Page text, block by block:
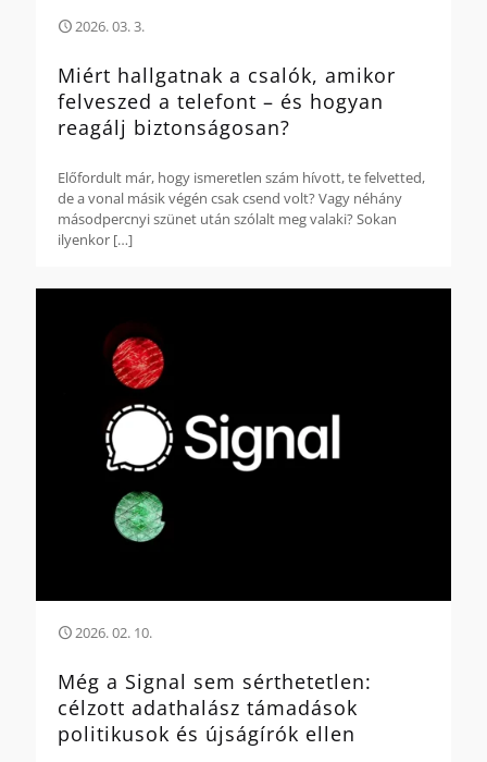
2026. 03. 3.
Miért hallgatnak a csalók, amikor
felveszed a telefont – és hogyan
reagálj biztonságosan?
Előfordult már, hogy ismeretlen szám hívott, te felvetted,
de a vonal másik végén csak csend volt? Vagy néhány
másodpercnyi szünet után szólalt meg valaki? Sokan
ilyenkor […]
2026. 02. 10.
Még a Signal sem sérthetetlen:
célzott adathalász támadások
politikusok és újságírók ellen